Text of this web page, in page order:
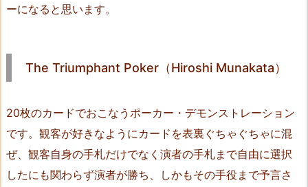
u
k
a）
1
9.
T
ーになると思います。
The Triumphant Poker（Hiroshi Munakata）
20枚のカードでおこなうポーカー・デモンストレーション
です。観客が好きなようにカードを表裏ぐちゃぐちゃに混
ぜ、観客自身の手札だけでなく演者の手札まで自由に選択
したにも関わらず演者が勝ち、しかもその手役まで予言さ